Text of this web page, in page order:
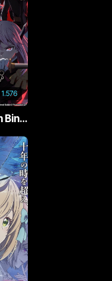
1.576
Nô Lệ Của Ma Đô Tinh Binh (Phần 2)